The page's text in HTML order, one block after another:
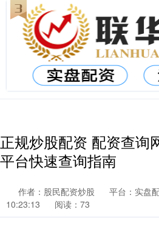
正规炒股配资 配资查询
平台快速查询指南
作者：股民配资炒股 平台：实盘
10:23:13
阅读：73